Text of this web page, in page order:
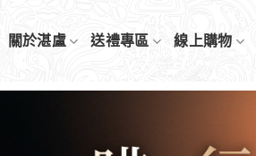
關於湛盧 送禮專區 線上購物